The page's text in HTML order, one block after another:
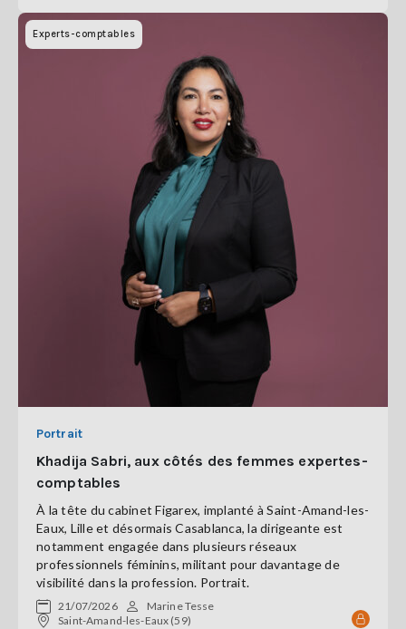
Experts-comptables
Portrait
Khadija Sabri, aux côtés des femmes expertes-
comptables
À la tête du cabinet Figarex, implanté à Saint-Amand-les-
Eaux, Lille et désormais Casablanca, la dirigeante est
notamment engagée dans plusieurs réseaux
professionnels féminins, militant pour davantage de
visibilité dans la profession. Portrait.
21/07/2026
Marine Tesse
Saint-Amand-les-Eaux (59)